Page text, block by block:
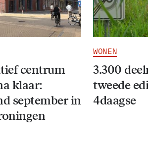
centrum
klaar:
september in
WONEN
3.300
tweede
4daagse